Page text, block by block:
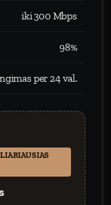
iki 300 Mbps
98%
per 24 val.